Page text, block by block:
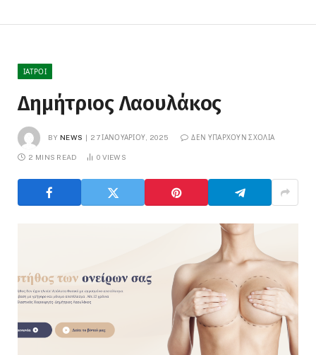
ΙΑΤΡΟΊ
Δημήτριος Λαουλάκος
BY NEWS 27 ΙΑΝΟΥΑΡΊΟΥ, 2025 ΔΕΝ ΥΠΆΡΧΟΥΝ ΣΧΌΛΙΑ
2 MINS READ 0 VIEWS